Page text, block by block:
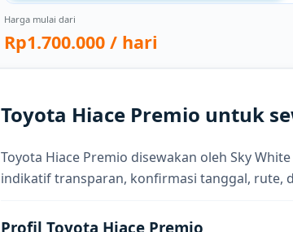
Harga mulai dari
Rp1.700.000 / hari
Toyota Hiace Premio untuk
Toyota Hiace Premio disewakan oleh Sky
indikatif transparan, konfirmasi tanggal, rute,
Profil Toyota Hiace Premio